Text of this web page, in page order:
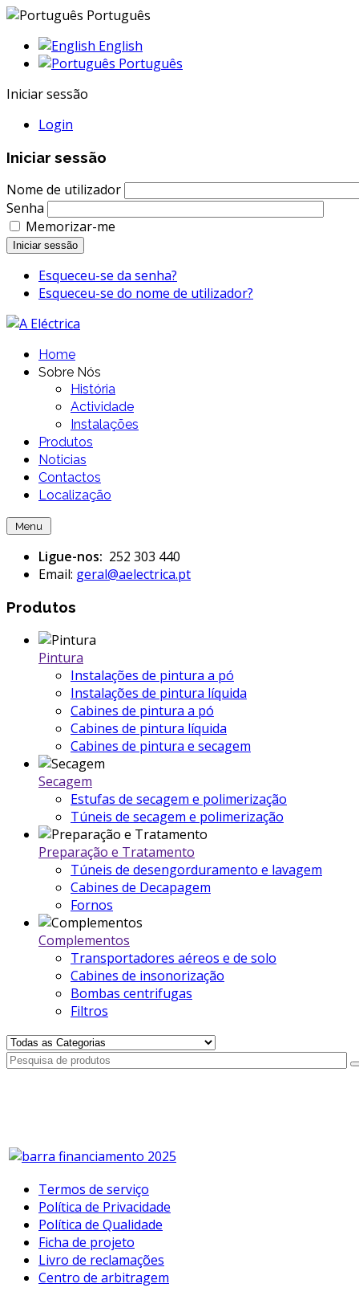
Português
English
Português
Iniciar sessão
Login
Iniciar sessão
Nome de utilizador
Senha
Memorizar-me
Iniciar sessão
Esqueceu-se da senha?
Esqueceu-se do nome de utilizador?
Home
Sobre Nós
História
Actividade
Instalações
Produtos
Noticias
Contactos
Localização
Menu
Ligue-nos: 252 303 440
Email: geral@aelectrica.pt
Produtos
Pintura
Instalações de pintura a pó
Instalações de pintura líquida
Cabines de pintura a pó
Cabines de pintura líquida
Cabines de pintura e secagem
Secagem
Estufas de secagem e polimerização
Túneis de secagem e polimerização
Preparação e Tratamento
Túneis de desengorduramento e lavagem
Cabines de Decapagem
Fornos
Complementos
Transportadores aéreos e de solo
Cabines de insonorização
Bombas centrifugas
Filtros
Termos de serviço
Política de Privacidade
Política de Qualidade
Ficha de projeto
Livro de reclamações
Centro de arbitragem